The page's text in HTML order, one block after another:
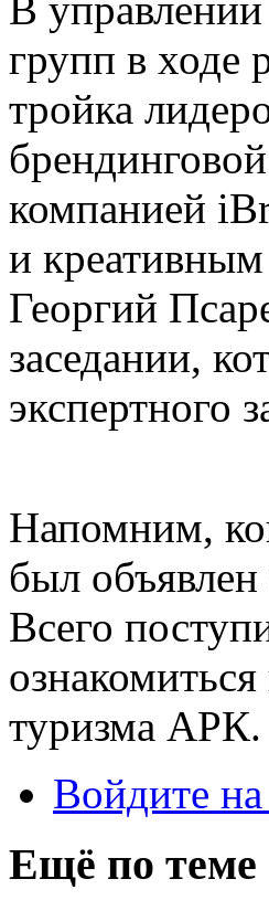
групп в ходе
тройка
компанией
и
Георгий
заседании,
экспертного
Напомним,
был
Всего
туризма АРК.
Войдите на
Ещё по теме